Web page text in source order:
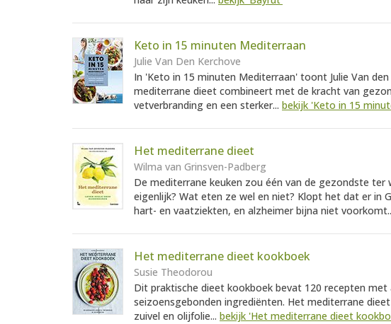
Keto in 15 minuten Mediterraan
Julie Van Den Kerchove
In 'Keto in 15 minuten Mediterraan' toont Julie Van
mediterrane dieet combineert met de kracht van
vetverbranding en een sterker... bekijk 'Keto in 15
Het mediterrane dieet
Wilma van Grinsven-Padberg
De mediterrane keuken zou één van de gezondste ter
eigenlijk? Wat eten ze wel en niet? Klopt het dat er in
hart- en vaatziekten, en alzheimer bijna niet
Het mediterrane dieet kookboek
Susie Theodorou
Dit praktische dieet kookboek bevat 120 recepten met
seizoensgebonden ingrediënten. Het mediterrane
zuivel en olijfolie... bekijk 'Het mediterrane dieet